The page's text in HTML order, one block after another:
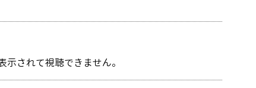
されて視聴できません。